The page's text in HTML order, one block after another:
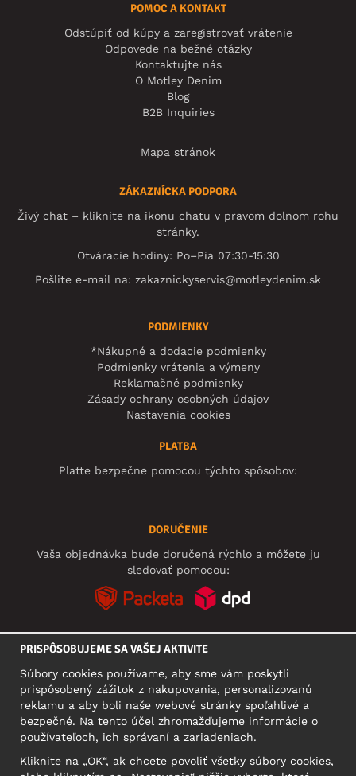
POMOC A KONTAKT
Odstúpiť od kúpy a zaregistrovať vrátenie
Odpovede na bežné otázky
Kontaktujte nás
O Motley Denim
Blog
B2B Inquiries
Mapa stránok
ZÁKAZNÍCKA PODPORA
Živý chat – kliknite na ikonu chatu v pravom dolnom rohu
stránky.
Otváracie hodiny: Po–Pia 07:30-15:30
Pošlite e-mail na: zakaznickyservis@motleydenim.sk
PODMIENKY
*Nákupné a dodacie podmienky
Podmienky vrátenia a výmeny
Reklamačné podmienky
Zásady ochrany osobných údajov
Nastavenia cookies
PLATBA
Plaťte bezpečne pomocou týchto spôsobov:
DORUČENIE
Vaša objednávka bude doručená rýchlo a môžete ju
sledovať pomocou:
SÍDLO
Narva mnt 5, EE-10117 Tallinn
PRISPÔSOBUJEME SA VAŠEJ AKTIVITE
Súbory cookies používame, aby sme vám poskytli
prispôsobený zážitok z nakupovania, personalizovanú
reklamu a aby boli naše webové stránky spoľahlivé a
bezpečné. Na tento účel zhromažďujeme informácie o
používateľoch, ich správaní a zariadeniach.
Kliknite na „OK“, ak chcete povoliť všetky súbory cookies,